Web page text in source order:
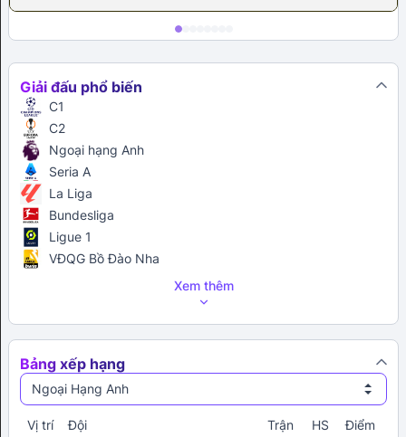
Giải đấu phổ biến
C1
C2
Ngoại hạng Anh
Seria A
La Liga
Bundesliga
Ligue 1
VĐQG Bồ Đào Nha
Xem thêm
Bảng xếp hạng
Ngoại Hạng Anh
Vị trí Đội Trận HS Điểm